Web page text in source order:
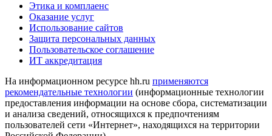
Этика и комплаенс
Оказание услуг
Использование сайтов
Защита персональных данных
Пользовательское соглашение
ИТ аккредитация
На информационном ресурсе hh.ru применяются
рекомендательные технологии (информационные технологии
предоставления информации на основе сбора, систематизации
и анализа сведений, относящихся к предпочтениям
пользователей сети «Интернет», находящихся на территории